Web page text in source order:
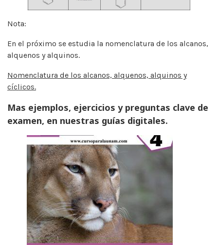
Nota:
En el próximo se estudia la nomenclatura de los alcanos,
alquenos y alquinos.
Nomenclatura de los alcanos, alquenos, alquinos y
cíclicos.
Mas ejemplos, ejercicios y preguntas clave de
examen, en nuestras guías digitales.